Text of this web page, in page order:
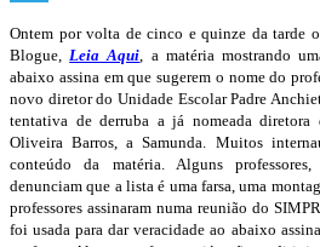
Ontem por volta de cinco e quinze da tarde
Blogue,Leia Aqui, a matéria mostrando
abaixo assina em que sugerem o nome do
novo diretor do Unidade Escolar Padre
tentativa de derruba a já nomeada diretora
Oliveira Barros, a Samunda. Muitos
conteúdo da matéria. Alguns
denunciam que a lista é uma farsa, uma
professores assinaram numa reunião do
foi usada para dar veracidade ao abaixo